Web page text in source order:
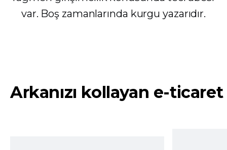
var. Boş zamanlarında kurgu yazarıdır.
Arkanızı kollayan e-ticaret